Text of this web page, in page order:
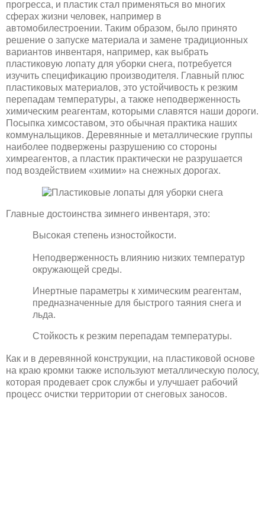
прогресса, и пластик стал применяться во многих
сферах жизни человек, например в
автомобилестроении. Таким образом, было принято
решение о запуске материала и замене традиционных
вариантов инвентаря, например, как выбрать
пластиковую лопату для уборки снега, потребуется
изучить спецификацию производителя. Главный плюс
пластиковых материалов, это устойчивость к резким
перепадам температуры, а также неподверженность
химическим реагентам, которыми славятся наши дороги.
Посыпка химсоставом, это обычная практика наших
коммунальщиков. Деревянные и металлические группы
наиболее подвержены разрушению со стороны
химреагентов, а пластик практически не разрушается
под воздействием «химии» на снежных дорогах.
Главные достоинства зимнего инвентаря, это:
Высокая степень изностойкости.
Неподверженность влиянию низких температур
окружающей среды.
Инертные параметры к химическим реагентам,
предназначенные для быстрого таяния снега и
льда.
Стойкость к резким перепадам температуры.
Как и в деревянной конструкции, на пластиковой основе
на краю кромки также используют металлическую полосу,
которая продевает срок службы и улучшает рабочий
процесс очистки территории от снеговых заносов.